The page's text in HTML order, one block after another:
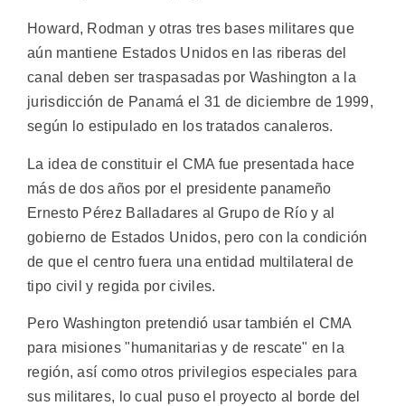
Howard, Rodman y otras tres bases militares que
aún mantiene Estados Unidos en las riberas del
canal deben ser traspasadas por Washington a la
jurisdicción de Panamá el 31 de diciembre de 1999,
según lo estipulado en los tratados canaleros.
La idea de constituir el CMA fue presentada hace
más de dos años por el presidente panameño
Ernesto Pérez Balladares al Grupo de Río y al
gobierno de Estados Unidos, pero con la condición
de que el centro fuera una entidad multilateral de
tipo civil y regida por civiles.
Pero Washington pretendió usar también el CMA
para misiones "humanitarias y de rescate" en la
región, así como otros privilegios especiales para
sus militares, lo cual puso el proyecto al borde del